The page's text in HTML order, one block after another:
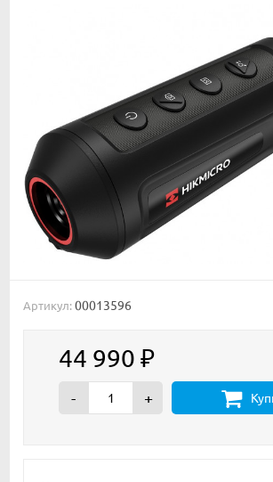
Артикул: 00013596
44 990 ₽
- +